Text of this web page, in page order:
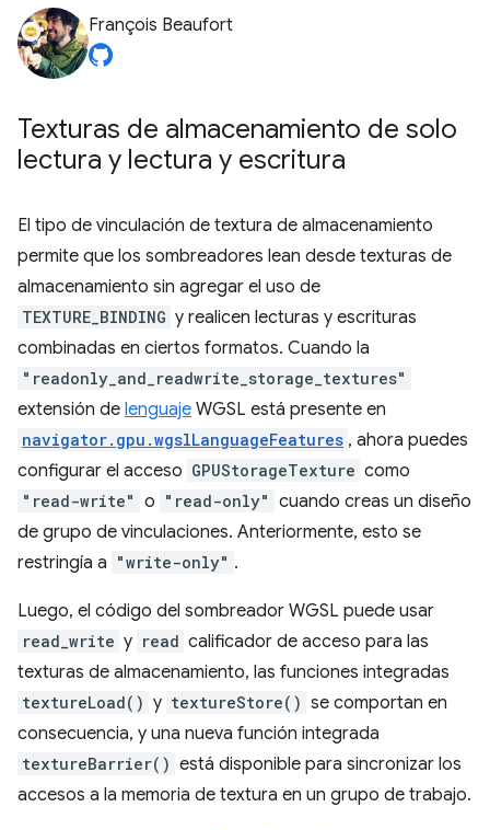
François Beaufort
Texturas de almacenamiento de solo
lectura y lectura y escritura
El tipo de vinculación de textura de almacenamiento
permite que los sombreadores lean desde texturas de
almacenamiento sin agregar el uso de
TEXTURE_BINDING y realicen lecturas y escrituras
combinadas en ciertos formatos. Cuando la
"readonly_and_readwrite_storage_textures"
extensión de lenguaje WGSL está presente en
navigator.gpu.wgslLanguageFeatures , ahora puedes
configurar el acceso GPUStorageTexture como
"read-write" o "read-only" cuando creas un diseño
de grupo de vinculaciones. Anteriormente, esto se
restringía a "write-only" .
Luego, el código del sombreador WGSL puede usar
read_write y read calificador de acceso para las
texturas de almacenamiento, las funciones integradas
textureLoad() y textureStore() se comportan en
consecuencia, y una nueva función integrada
textureBarrier() está disponible para sincronizar los
accesos a la memoria de textura en un grupo de trabajo.